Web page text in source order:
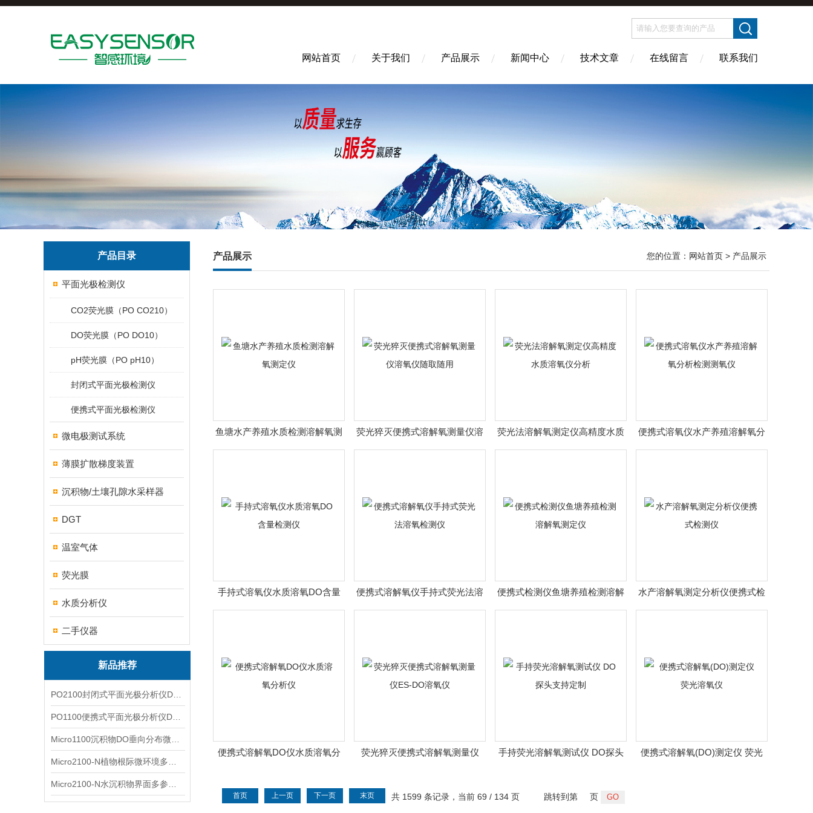
网站首页 关于我们 产品展示 新闻中心 技术文章 在线留言 联系我们
产品目录
平面光极检测仪
CO2荧光膜（PO CO210）
DO荧光膜（PO DO10）
pH荧光膜（PO pH10）
封闭式平面光极检测仪
便携式平面光极检测仪
微电极测试系统
薄膜扩散梯度装置
沉积物/土壤孔隙水采样器
DGT
温室气体
荧光膜
水质分析仪
二手仪器
新品推荐
产品展示 您的位置： 网站首页 > 产品展示
鱼塘水产养殖水质检测溶解氧测
定仪
荧光猝灭便携式溶解氧测量仪溶
氧仪随取随用
荧光法溶解氧测定仪高精度水质
溶氧仪分析
便携式溶氧仪水产养殖溶解氧分
析检测测氧仪
手持式溶氧仪水质溶氧DO含量
检测仪
便携式溶解氧仪手持式荧光法溶
氧检测仪
​便携式检测仪鱼塘养殖检测溶解
氧测定仪
水产溶解氧测定分析仪便携式检
测仪
便携式溶解氧DO仪水质溶氧分
荧光猝灭便携式溶解氧测量仪
手持荧光溶解氧测试仪 DO探头
便携式溶解氧(DO)测定仪 荧光
共 1599 条记录，当前 69 / 134 页
首页 上一页 下一页 末页 跳转到第 页